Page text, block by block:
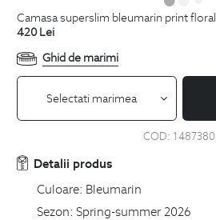
camasa superslim bleumarin print floral
420 Lei
Ghid de marimi
Selectati marimea
COD: 1487380
Detalii produs
Culoare: Bleumarin
Sezon: Spring-summer 2026